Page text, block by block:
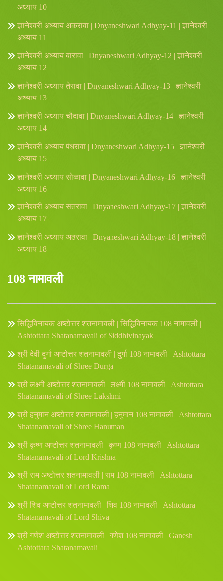
अध्याय 10
ज्ञानेश्वरी अध्याय अकरावा | Dnyaneshwari Adhyay-11 | ज्ञानेश्वरी
अध्याय 11
ज्ञानेश्वरी अध्याय बारावा | Dnyaneshwari Adhyay-12 | ज्ञानेश्वरी
अध्याय 12
ज्ञानेश्वरी अध्याय तेरावा | Dnyaneshwari Adhyay-13 | ज्ञानेश्वरी
अध्याय 13
ज्ञानेश्वरी अध्याय चौदावा | Dnyaneshwari Adhyay-14 | ज्ञानेश्वरी
अध्याय 14
ज्ञानेश्वरी अध्याय पंधरावा | Dnyaneshwari Adhyay-15 | ज्ञानेश्वरी
अध्याय 15
ज्ञानेश्वरी अध्याय सोळावा | Dnyaneshwari Adhyay-16 | ज्ञानेश्वरी
अध्याय 16
ज्ञानेश्वरी अध्याय सतरावा | Dnyaneshwari Adhyay-17 | ज्ञानेश्वरी
अध्याय 17
ज्ञानेश्वरी अध्याय अठरावा | Dnyaneshwari Adhyay-18 | ज्ञानेश्वरी
अध्याय 18
108 नामावली
सिद्धिविनायक अष्टोत्तर शतनामावली | सिद्धिविनायक 108 नामावली |
Ashtottara Shatanamavali of Siddhivinayak
श्री देवी दुर्गा अष्टोत्तर शतनामावली | दुर्गा 108 नामावली | Ashtottara
Shatanamavali of Shree Durga
श्री लक्ष्मी अष्टोत्तर शतनामावली | लक्ष्मी 108 नामावली | Ashtottara
Shatanamavali of Shree Lakshmi
श्री हनुमान अष्टोत्तर शतनामावली | हनुमान 108 नामावली | Ashtottara
Shatanamavali of Shree Hanuman
श्री कृष्ण अष्टोत्तर शतनामावली | कृष्ण 108 नामावली | Ashtottara
Shatanamavali of Lord Krishna
श्री राम अष्टोत्तर शतनामावली | राम 108 नामावली | Ashtottara
Shatanamavali of Lord Rama
श्री शिव अष्टोत्तर शतनामावली | शिव 108 नामावली | Ashtottara
Shatanamavali of Lord Shiva
श्री गणेश अष्टोत्तर शतनामावली | गणेश 108 नामावली | Ganesh
Ashtottara Shatanamavali